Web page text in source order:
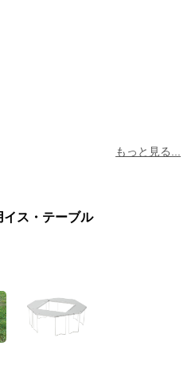
もっと見る...
イス・テーブル